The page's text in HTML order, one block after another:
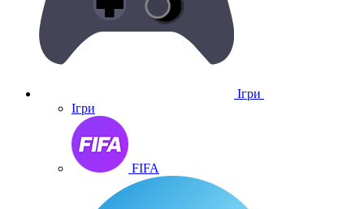
Ігри
Ігри
FIFA